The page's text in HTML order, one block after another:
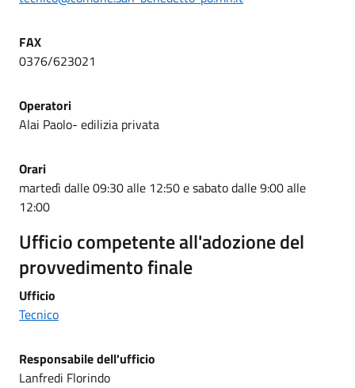
FAX
0376/623021
Operatori
Alai Paolo- edilizia privata
Orari
martedì dalle 09:30 alle 12:50 e sabato dalle 9:00 alle
12:00
Ufficio competente all'adozione del
provvedimento finale
Ufficio
Tecnico
Responsabile dell'ufficio
Lanfredi Florindo